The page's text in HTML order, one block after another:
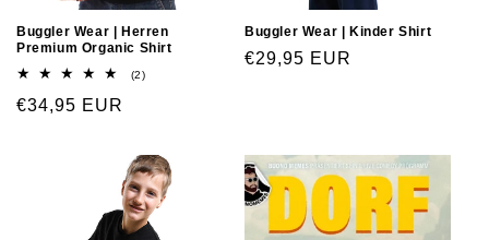
Buggler Wear | Herren
Premium Organic Shirt
(2)
€34,95 EUR
Buggler Wear | Kinder Shirt
€29,95 EUR